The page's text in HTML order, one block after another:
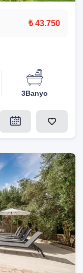
₺ 43.750
3Banyo